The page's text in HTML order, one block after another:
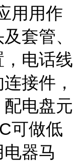
用用作
套管、
电话线
接件，
电盘元
可做低
器马